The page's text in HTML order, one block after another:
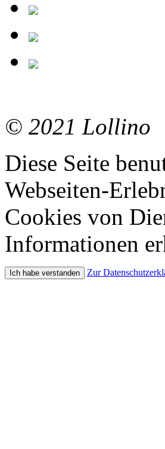
© 2021 Lollino
Diese Seite
Webseiten-
Cookies von
Informationen
Ich habe verstanden Zur